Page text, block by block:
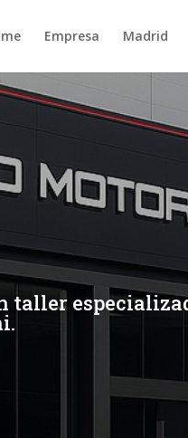
Empresa Madrid
taller